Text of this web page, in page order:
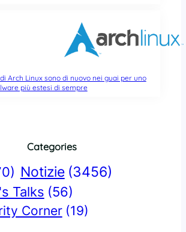
Arch Linux sono di nuovo nei guai per uno
più estesi di sempre
Categories
Notizie (3456)
Talks (56)
Corner (19)